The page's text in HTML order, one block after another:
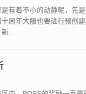
有着不小的动静呢，先
周年大服也要进行预创
...